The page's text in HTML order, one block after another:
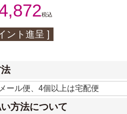
税込
ント進呈 ]
方法について